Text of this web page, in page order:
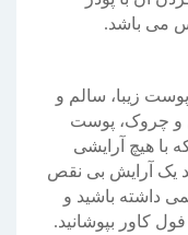
می باشد.
زیبا، سالم و
و چروک، پوست
با هیچ آرایشی
یک آرایش بی نقص
داشته باشید و
کاور بپوشانید.